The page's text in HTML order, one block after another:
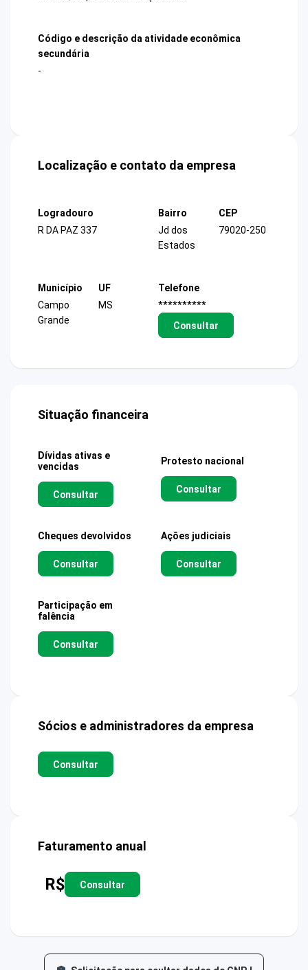
Código e descrição da atividade econômica
secundária
-
Localização e contato da empresa
Logradouro
R DA PAZ 337
Bairro
Jd dos
Estados
CEP
79020-250
Município
Campo
Grande
UF
MS
Telefone
**********
Consultar
Situação financeira
Dívidas ativas e
vencidas
Consultar
Protesto nacional
Consultar
Cheques devolvidos
Consultar
Ações judiciais
Consultar
Participação em
falência
Consultar
Sócios e administradores da empresa
Consultar
Faturamento anual
R$ Consultar